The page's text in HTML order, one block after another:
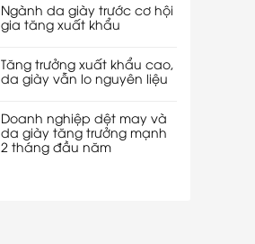
Ngành da giày trước cơ hội
gia tăng xuất khẩu
Tăng trưởng xuất khẩu cao,
da giày vẫn lo nguyên liệu
Doanh nghiệp dệt may và
da giày tăng trưởng mạnh
2 tháng đầu năm